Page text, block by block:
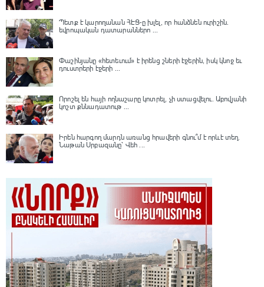
Պետք է կարողանան ՀԷՑ-ը խլել, որ հանձնեն ուրիշին.
եվրոպական դատարաններո ...
Փաշինյանը «հետեւում» է իրենց շների էջերին, իսկ կնոջ եւ
դուստրերի էջերի ...
Որոշել են հայի ողնաշարը կոտրել, չի ստացվելու․ Աբովյանի
կոշտ քննադատութ ...
Իրեն հարգող մարդն առանց հրավերի գնու՞մ է որևէ տեղ.
Նաթան Սրբազանը՝ Վեհ ...